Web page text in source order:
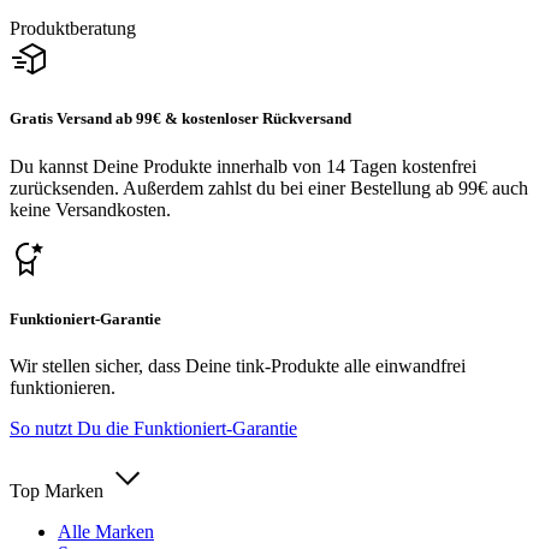
Produktberatung
Gratis Versand ab 99€ & kostenloser Rückversand
Du kannst Deine Produkte innerhalb von 14 Tagen kostenfrei
zurücksenden. Außerdem zahlst du bei einer Bestellung ab 99€ auch
keine Versandkosten.
Funktioniert-Garantie
Wir stellen sicher, dass Deine tink-Produkte alle einwandfrei
funktionieren.
So nutzt Du die Funktioniert-Garantie
Top Marken
Alle Marken